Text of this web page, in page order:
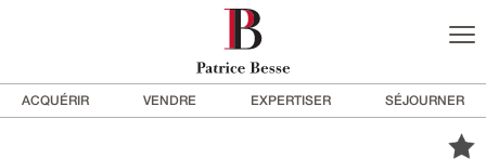
ACQUÉRIR VENDRE EXPERTISER SÉJOURNER